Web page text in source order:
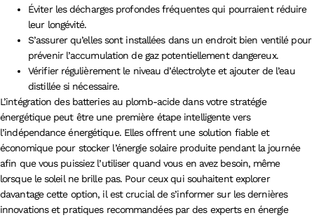
Éviter les décharges profondes fréquentes qui pourraient réduire
leur longévité.
S’assurer qu’elles sont installées dans un endroit bien ventilé pour
prévenir l’accumulation de gaz potentiellement dangereux.
Vérifier régulièrement le niveau d’électrolyte et ajouter de l’eau
distillée si nécessaire.
L’intégration des batteries au plomb-acide dans votre stratégie
énergétique peut être une première étape intelligente vers
l’indépendance énergétique. Elles offrent une solution fiable et
économique pour stocker l’énergie solaire produite pendant la journée
afin que vous puissiez l’utiliser quand vous en avez besoin, même
lorsque le soleil ne brille pas. Pour ceux qui souhaitent explorer
davantage cette option, il est crucial de s’informer sur les dernières
innovations et pratiques recommandées par des experts en énergie